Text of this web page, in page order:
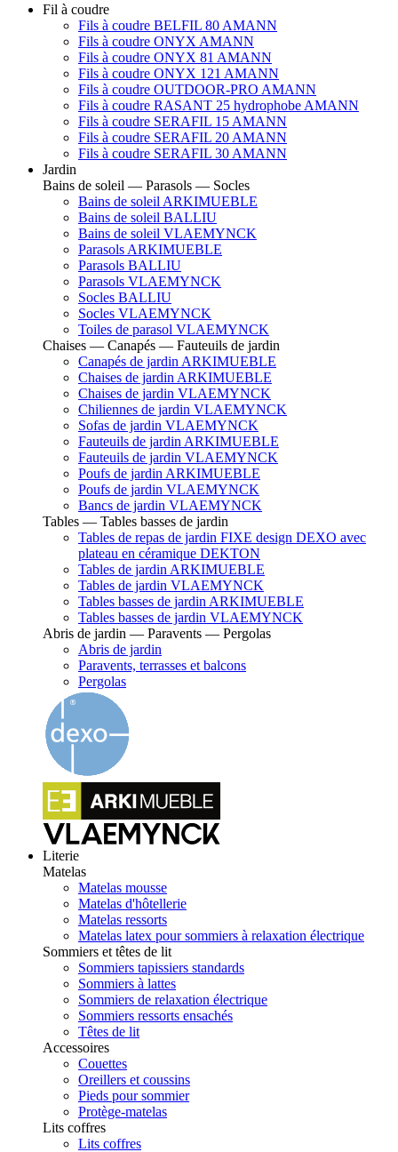
Fil à coudre
Fils à coudre BELFIL 80 AMANN
Fils à coudre ONYX AMANN
Fils à coudre ONYX 81 AMANN
Fils à coudre ONYX 121 AMANN
Fils à coudre OUTDOOR-PRO AMANN
Fils à coudre RASANT 25 hydrophobe AMANN
Fils à coudre SERAFIL 15 AMANN
Fils à coudre SERAFIL 20 AMANN
Fils à coudre SERAFIL 30 AMANN
Jardin
Bains de soleil — Parasols — Socles
Bains de soleil ARKIMUEBLE
Bains de soleil BALLIU
Bains de soleil VLAEMYNCK
Parasols ARKIMUEBLE
Parasols BALLIU
Parasols VLAEMYNCK
Socles BALLIU
Socles VLAEMYNCK
Toiles de parasol VLAEMYNCK
Chaises — Canapés — Fauteuils de jardin
Canapés de jardin ARKIMUEBLE
Chaises de jardin ARKIMUEBLE
Chaises de jardin VLAEMYNCK
Chiliennes de jardin VLAEMYNCK
Sofas de jardin VLAEMYNCK
Fauteuils de jardin ARKIMUEBLE
Fauteuils de jardin VLAEMYNCK
Poufs de jardin ARKIMUEBLE
Poufs de jardin VLAEMYNCK
Bancs de jardin VLAEMYNCK
Tables — Tables basses de jardin
Tables de repas de jardin FIXE design DEXO avec
plateau en céramique DEKTON
Tables de jardin ARKIMUEBLE
Tables de jardin VLAEMYNCK
Tables basses de jardin ARKIMUEBLE
Tables basses de jardin VLAEMYNCK
Abris de jardin — Paravents — Pergolas
Abris de jardin
Paravents, terrasses et balcons
Pergolas
Literie
Matelas
Matelas mousse
Matelas d'hôtellerie
Matelas ressorts
Matelas latex pour sommiers à relaxation électrique
Sommiers et têtes de lit
Sommiers tapissiers standards
Sommiers à lattes
Sommiers de relaxation électrique
Sommiers ressorts ensachés
Têtes de lit
Accessoires
Couettes
Oreillers et coussins
Pieds pour sommier
Protège-matelas
Lits coffres
Lits coffres